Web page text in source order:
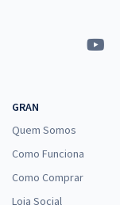
GRAN
Quem Somos
Como Funciona
Como Comprar
Loja Social